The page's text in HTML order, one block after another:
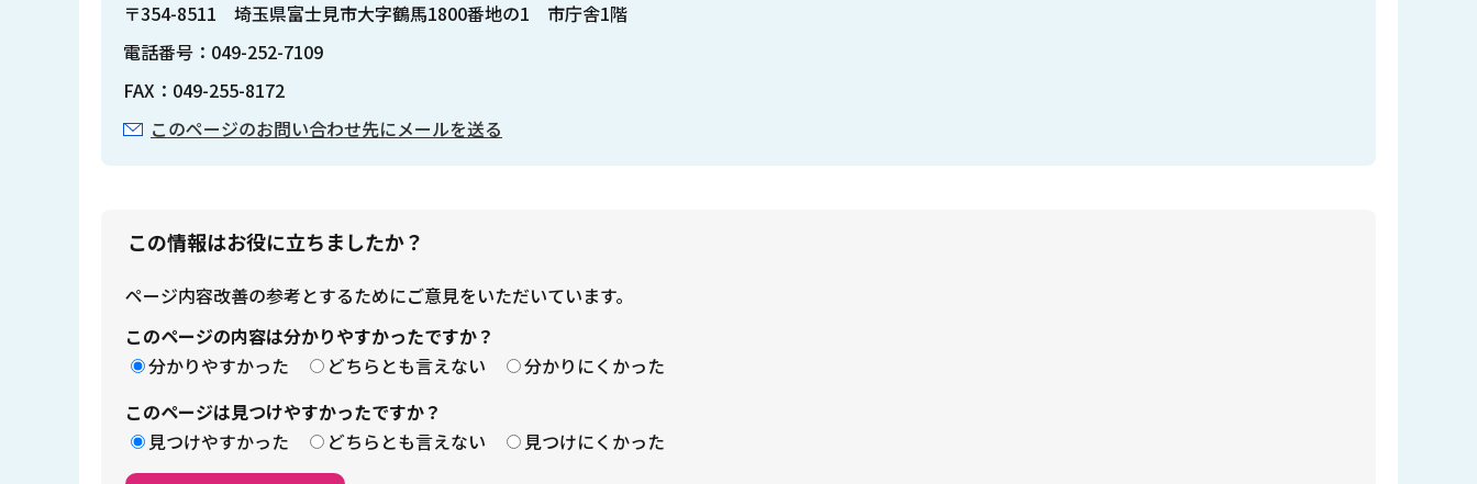
〒354-8511 埼玉県富士見市大字鶴馬1800番地の1 市庁舎1階
電話番号：049-252-7109
FAX：049-255-8172
このページのお問い合わせ先にメールを送る
この情報はお役に立ちましたか？
ページ内容改善の参考とするためにご意見をいただいています。
このページの内容は分かりやすかったですか？
分かりやすかった
どちらとも言えない
分かりにくかった
このページは見つけやすかったですか？
見つけやすかった
どちらとも言えない 見つけにくかった